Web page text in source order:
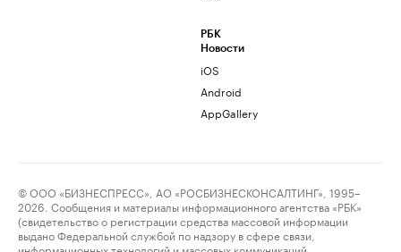
РБК
Новости
iOS
Android
AppGallery
© ООО «БИЗНЕСПРЕСС», АО «РОСБИЗНЕСКОНСАЛТИНГ», 1995–
2026. Сообщения и материалы информационного агентства «РБК»
(свидетельство о регистрации средства массовой информации
выдано Федеральной службой по надзору в сфере связи,